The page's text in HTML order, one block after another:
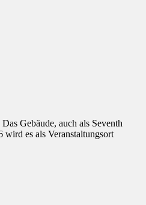
Gebäude, auch als Seventh
es als Veranstaltungsort